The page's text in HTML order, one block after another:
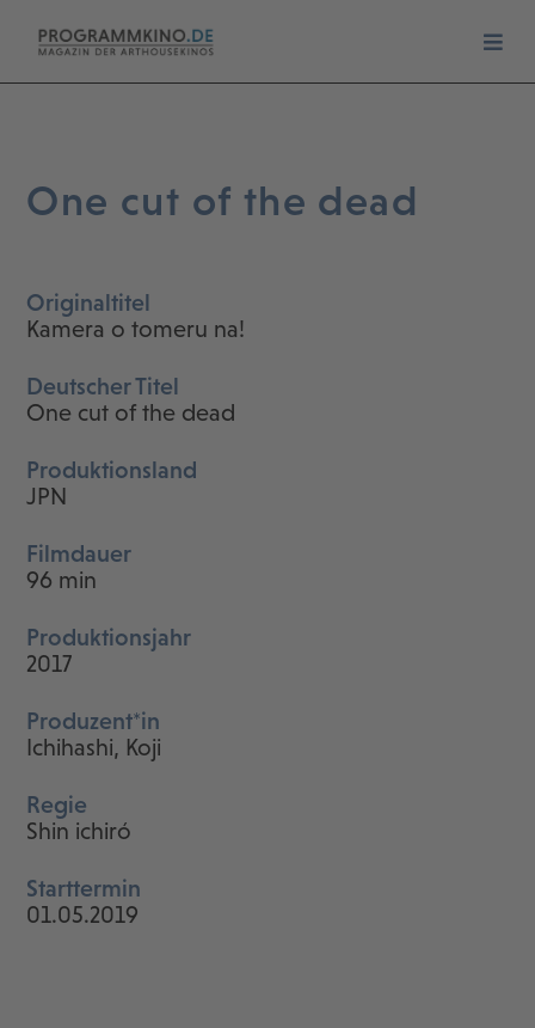
One cut of the dead
Originaltitel
Kamera o tomeru na!
Deutscher Titel
One cut of the dead
Produktionsland
JPN
Filmdauer
96 min
Produktionsjahr
2017
Produzent*in
Ichihashi, Koji
Regie
Shin ichiró
Starttermin
01.05.2019